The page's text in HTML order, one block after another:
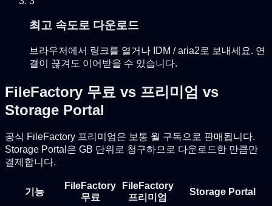
최고 속도로 다운로드
브라우저에서 링크를 열거나 IDM / aria2로 보내세요. 연
결이 끊겨도 이어받을 수 있습니다.
FileFactory 무료 vs 프리미엄 vs
Storage Portal
공식 FileFactory 프리미엄은 보통 월 구독으로 판매됩니다.
Storage Portal은 GB 단위로 청구하므로 다운로드한 만큼만
결제합니다.
기능
FileFactory
무료
FileFactory
프리미엄
Storage Portal